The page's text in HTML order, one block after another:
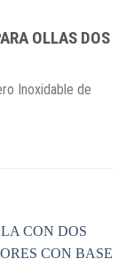
OLLAS DOS
Inoxidable de